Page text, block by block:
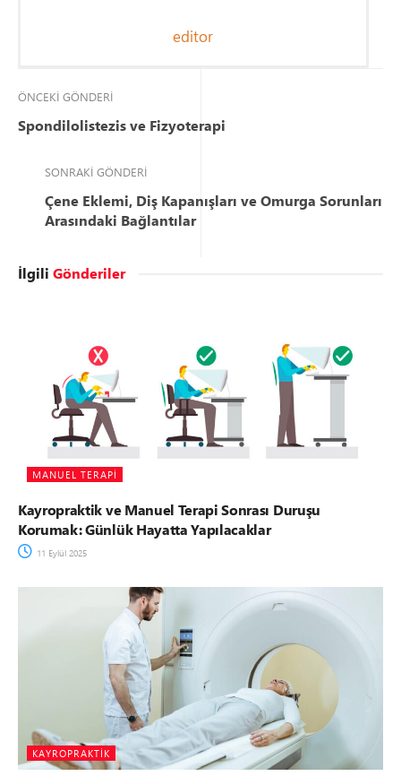
editor
ÖNCEKI GÖNDERI
Spondilolistezis ve Fizyoterapi
SONRAKI GÖNDERI
Çene Eklemi, Diş Kapanışları ve Omurga Sorunları
Arasındaki Bağlantılar
İlgili Gönderiler
MANUEL TERAPI
Kayropraktik ve Manuel Terapi Sonrası Duruşu
Korumak: Günlük Hayatta Yapılacaklar
11 Eylül 2025
KAYROPRAKTIK